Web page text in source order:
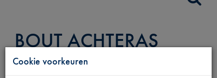
BOUT ACHTERAS
BEVESTIGING
Cookie voorkeuren